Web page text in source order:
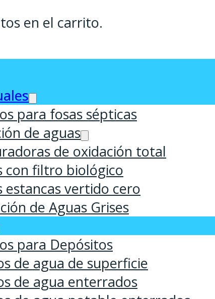
en el carrito.
para fosas sépticas
de aguas
de oxidación total
con filtro biológico
estancas vertido cero
de Aguas Grises
para Depósitos
de agua de superficie
de agua enterrados